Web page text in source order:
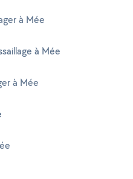
à Mée
à Mée
à Mée